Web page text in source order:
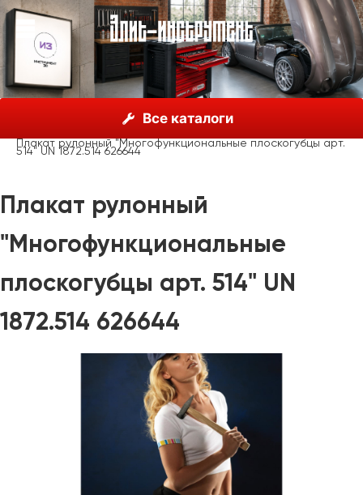
Все каталоги
Unior, Словения
Рекламные материалы
Рекламные стенды
Плакат рулонный "Многофункциональные плоскогубцы арт.
514" UN 1872.514 626644
Плакат рулонный
"Многофункциональные
плоскогубцы арт. 514" UN
1872.514 626644